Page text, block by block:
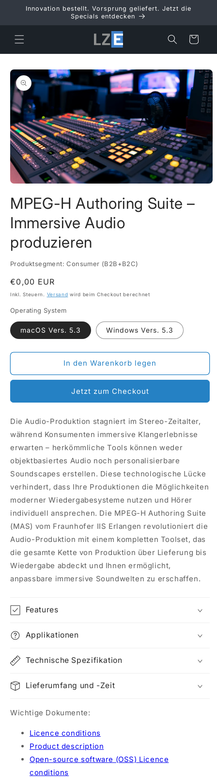
zumInnovation bestellt. Vorsprung geliefert. Jetzt die
Specials entdecken
Warenkorb
in
Modal
öffnen
MPEG-H Authoring Suite –
Immersive Audio
produzieren
Produktsegment: Consumer (B2B+B2C)
Normaler
Preis
€0,00 EUR
Inkl. Steuern. Versand wird beim Checkout berechnet
Operating System
macOS Vers. 5.3 Windows Vers. 5.3
In den Warenkorb legen
Jetzt zum Checkout
Die Audio-Produktion stagniert im Stereo-Zeitalter,
während Konsumenten immersive Klangerlebnisse
erwarten – herkömmliche Tools können weder
objektbasiertes Audio noch personalisierbare
Soundscapes erstellen. Diese technologische Lücke
verhindert, dass Ihre Produktionen die Möglichkeiten
moderner Wiedergabesysteme nutzen und Hörer
individuell ansprechen. Die MPEG-H Authoring Suite
(MAS) vom Fraunhofer IIS Erlangen revolutioniert die
Audio-Produktion mit einem kompletten Toolset, das
die gesamte Kette von Produktion über Lieferung bis
Wiedergabe abdeckt und Ihnen ermöglicht,
anpassbare immersive Soundwelten zu erschaffen.
Features
Applikationen
Technische Spezifikation
Lieferumfang und -Zeit
Wichtige Dokumente:
Licence conditions
Product description
Open-source software (OSS) Licence
conditions